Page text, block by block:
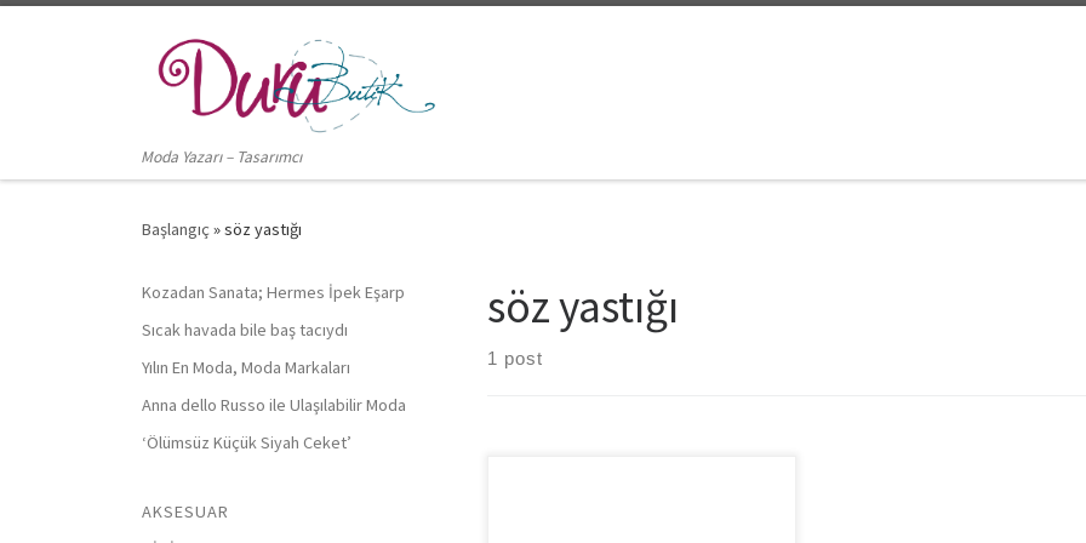
Moda Yazarı – Tasarımcı
Başlangıç »söz yastığı
söz yastığı
1 post
Kozadan Sanata; Hermes İpek Eşarp
Sıcak havada bile baş tacıydı
Yılın En Moda, Moda Markaları
Anna dello Russo ile Ulaşılabilir Moda
‘Ölümsüz Küçük Siyah Ceket’
AKSESUAR